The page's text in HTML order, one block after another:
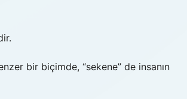
bir biçimde, “sekene” de insanın